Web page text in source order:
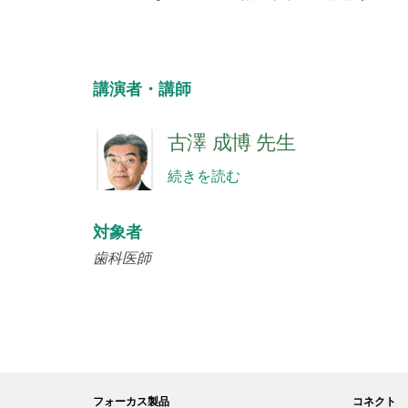
講演者・講師
古澤 成博 先生
続きを読む
対象者
歯科医師
フォーカス製品 コネクト